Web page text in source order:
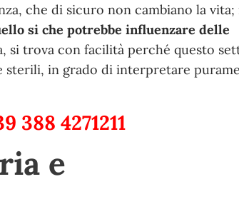
che di sicuro non cambiano la vita;
si che potrebbe influenzare delle
si trova con facilità perché questo
sterili, in grado di interpretare
388 4271211
e